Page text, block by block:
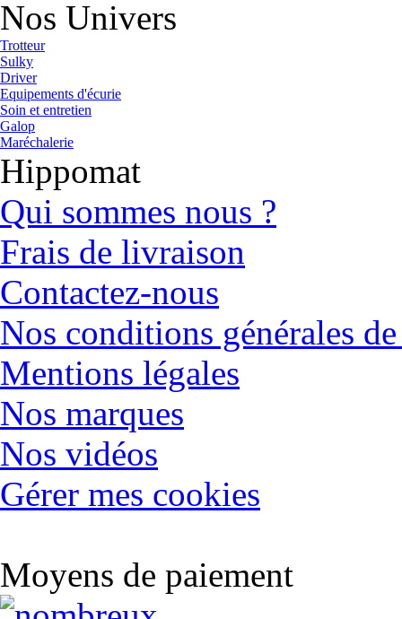
Nos Univers
Trotteur
Sulky
Driver
Equipements d'écurie
Soin et entretien
Galop
Maréchalerie
Hippomat
Qui sommes nous ?
Frais de livraison
Contactez-nous
Nos conditions générales
Mentions légales
Nos marques
Nos vidéos
Gérer mes cookies
Moyens de paiement